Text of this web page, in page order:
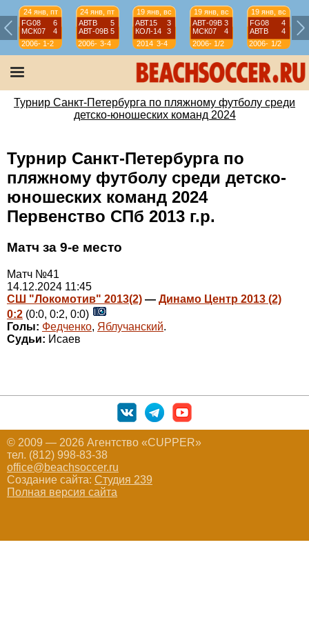
24 янв, пт
FG08
6
МСК07
4
2006-
07
1-2
24 янв, пт
АВТВ
5
АВТ-09B 5
2006-
07
3-4
19 янв, вс
АВТ15
3
КОЛ-14
3
2014 3-4
19 янв, вс
АВТ-09B 3
МСК07
4
2006-
07
1/2
19 янв, вс
FG08
4
АВТВ
4
2006-
07
1/2
Турнир Санкт-Петербурга по пляжному футболу среди
детско-юношеских команд 2024
Турнир Санкт-Петербурга по
пляжному футболу среди детско-
юношеских команд 2024
Первенство СПб 2013 г.р.
Матч за 9-е место
Матч №41
14.12.2024 11:45
СШ "Локомотив" 2013(2) — Динамо Центр 2013 (2)
0:2 (0:0, 0:2, 0:0)
Голы: Федченко, Яблучанский.
Судьи: Исаев
© 2009 — 2026 Агентство «CUPPER»
тел. (812) 998-83-38
office@beachsoccer.ru
Создание сайта: Студия 239
Полная версия сайта